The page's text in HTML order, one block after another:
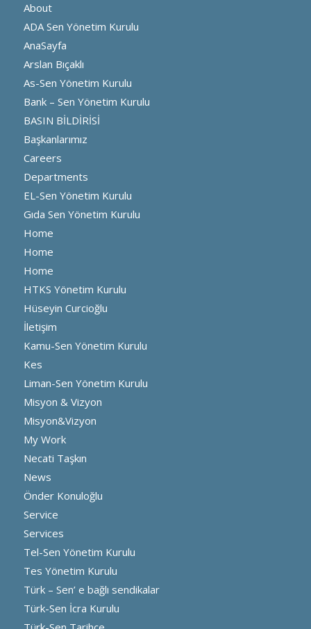
About
ADA Sen Yönetim Kurulu
AnaSayfa
Arslan Bıçaklı
As-Sen Yönetim Kurulu
Bank – Sen Yönetim Kurulu
BASIN BİLDİRİSİ
Başkanlarımız
Careers
Departments
EL-Sen Yönetim Kurulu
Gıda Sen Yönetim Kurulu
Home
Home
Home
HTKS Yönetim Kurulu
Hüseyin Curcioğlu
İletişim
Kamu-Sen Yönetim Kurulu
Kes
Liman-Sen Yönetim Kurulu
Misyon & Vizyon
Misyon&Vizyon
My Work
Necati Taşkın
News
Önder Konuloğlu
Service
Services
Tel-Sen Yönetim Kurulu
Tes Yönetim Kurulu
Türk – Sen’ e bağlı sendikalar
Türk-Sen İcra Kurulu